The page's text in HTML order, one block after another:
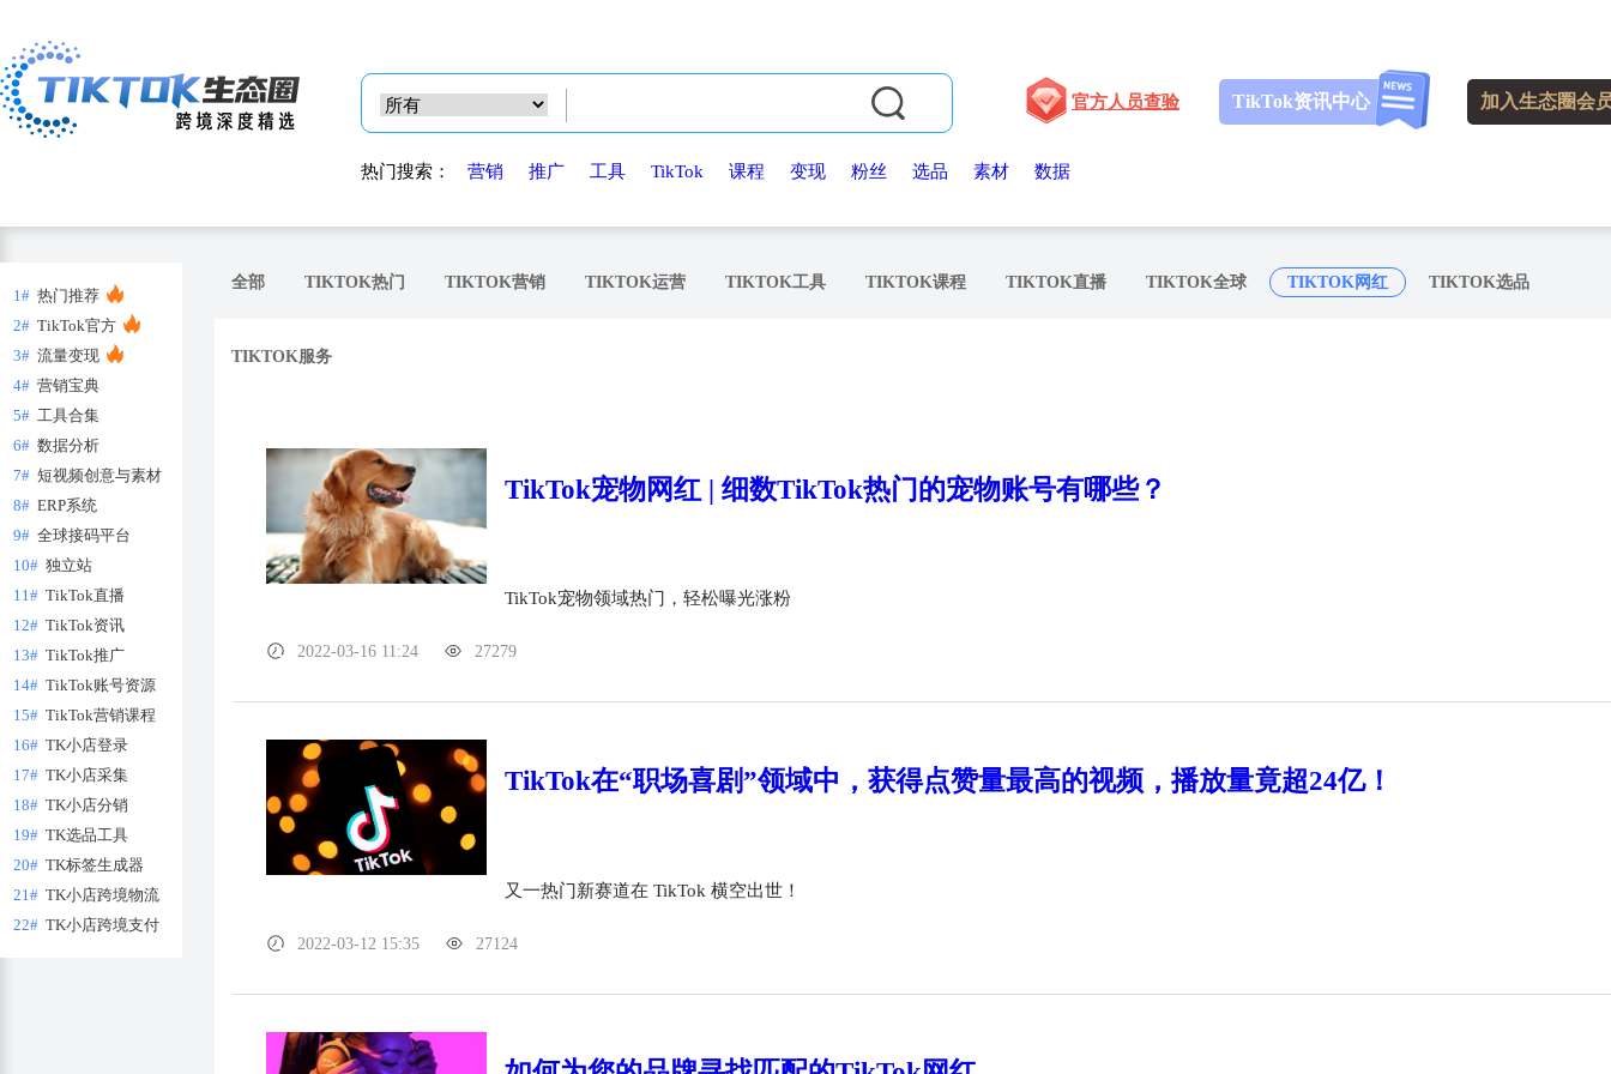
热门搜索： 营销 推广 工具 TikTok 课程 变现 粉丝 选品 素材 数据
官方人员查验 TikTok资讯中心 加入生态圈会
1# 热门推荐
2# TikTok官方
3# 流量变现
4# 营销宝典
5# 工具合集
6# 数据分析
7# 短视频创意与素材
8# ERP系统
9# 全球接码平台
10# 独立站
11# TikTok直播
12# TikTok资讯
13# TikTok推广
14# TikTok账号资源
15# TikTok营销课程
16# TK小店登录
17# TK小店采集
18# TK小店分销
19# TK选品工具
20# TK标签生成器
21# TK小店跨境物流
22# TK小店跨境支付
全部 TIKTOK热门 TIKTOK营销 TIKTOK运营 TIKTOK工具 TIKTOK课程 TIKTOK直播 TIKTOK全球 TIKTOK网红 TIKTOK选品
TIKTOK服务
TikTok宠物网红 | 细数TikTok热门的宠物账号有哪些？
TikTok宠物领域热门，轻松曝光涨粉
2022-03-16 11:24 27279
TikTok在“职场喜剧”领域中，获得点赞量最高的视频，播放量竟超24亿！
又一热门新赛道在 TikTok 横空出世！
2022-03-12 15:35 27124